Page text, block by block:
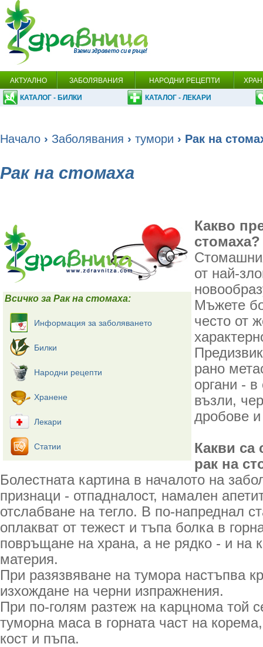
АКТУАЛНО ЗАБОЛЯВАНИЯ НАРОДНИ РЕЦЕПТИ
КАТАЛОГ - БИЛКИ КАТАЛОГ - ЛЕКАРИ
Начало › Заболявания › тумори › Рак на
Рак на стомаха
Всичко за Рак на стомаха:
Информация за заболяването
Билки
Народни рецепти
Хранене
Лекари
Статии
Какво
стомаха?
от най-
Мъжете
често от
рано
органи -
възли,
дробове
Какви са
рак на
Болестната картина в началото на
признаци - отпадналост, намален
отслабване на тегло. В по-напреднал
оплакват от тежест и тъпа болка в
повръщане на храна, а не рядко - и на
материя.
При разязвяване на тумора настъпва
изхождане на черни изпражнения.
При по-голям разтеж на карцнома той
туморна маса в горната част на
кост и пъпа.